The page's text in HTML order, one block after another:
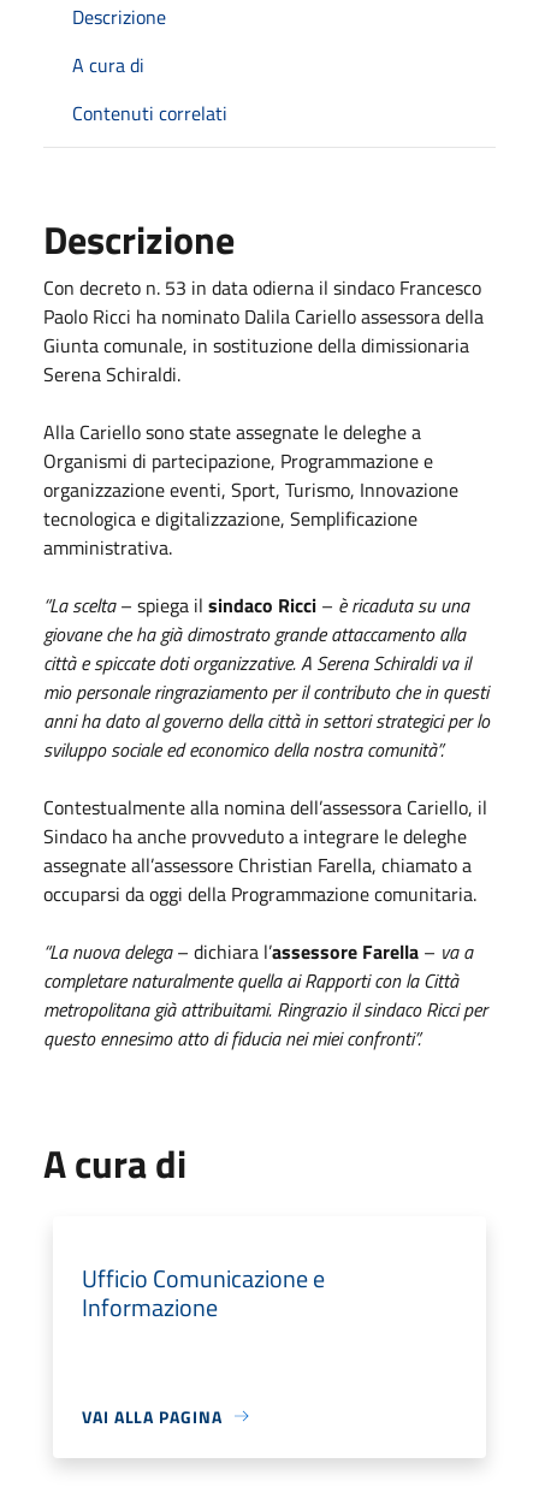
Descrizione
A cura di
Contenuti correlati
Descrizione
Con decreto n. 53 in data odierna il sindaco Francesco
Paolo Ricci ha nominato Dalila Cariello assessora della
Giunta comunale, in sostituzione della dimissionaria
Serena Schiraldi.
Alla Cariello sono state assegnate le deleghe a
Organismi di partecipazione, Programmazione e
organizzazione eventi, Sport, Turismo, Innovazione
tecnologica e digitalizzazione, Semplificazione
amministrativa.
“La scelta– spiega il sindaco Ricci – è ricaduta su una
giovane che ha già dimostrato grande attaccamento alla
città e spiccate doti organizzative. A Serena Schiraldi va il
mio personale ringraziamento per il contributo che in questi
anni ha dato al governo della città in settori strategici per lo
sviluppo sociale ed economico della nostra comunità”.
Contestualmente alla nomina dell’assessora Cariello, il
Sindaco ha anche provveduto a integrare le deleghe
assegnate all’assessore Christian Farella, chiamato a
occuparsi da oggi della Programmazione comunitaria.
“La nuova delega– dichiara l’assessore Farella – va a
completare naturalmente quella ai Rapporti con la Città
metropolitana già attribuitami. Ringrazio il sindaco Ricci per
questo ennesimo atto di fiducia nei miei confronti”.
A cura di
Ufficio Comunicazione e
Informazione
VAI ALLA PAGINA